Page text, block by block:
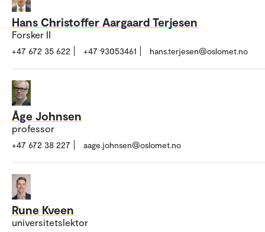
Hans Christoffer Aargaard Terjesen
Forsker II
+47 672 35 622 +47 93053461 hans.terjesen@oslomet.no
Åge Johnsen
professor
+47 672 38 227 aage.johnsen@oslomet.no
Rune Kveen
universitetslektor